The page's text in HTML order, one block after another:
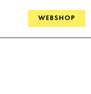
WEBSHOP